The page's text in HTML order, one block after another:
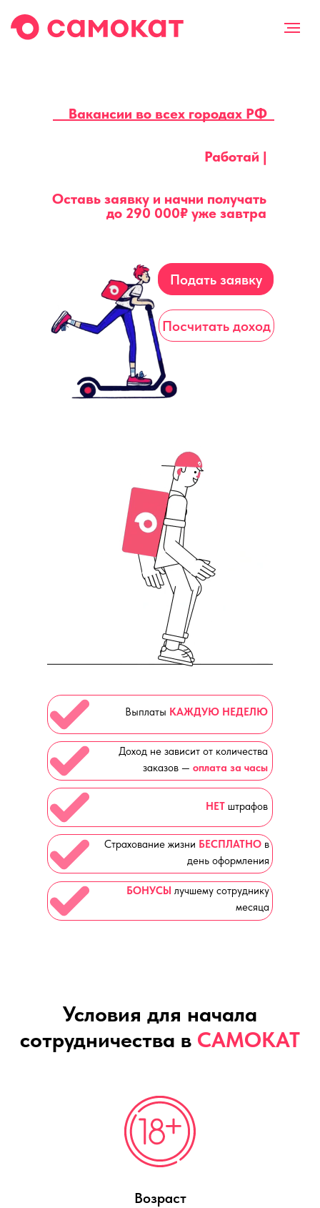
Посчитать доход
Подать заявку
Работай |
Оставь заявку и начни получать
до 290 000₽ уже завтра
Вакансии во всех городах РФ
Доход не зависит от количества
заказов — оплата за часы
НЕТ штрафов
Выплаты КАЖДУЮ НЕДЕЛЮ
БОНУСЫ лучшему сотруднику
месяца
Страхование жизни БЕСПЛАТНО в
день оформления
Условия для начала
сотрудничества в САМОКАТ
Возраст